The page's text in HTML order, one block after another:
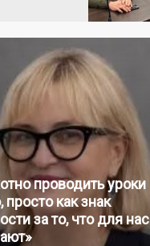
проводить уроки
просто как знак
за то, что для нас